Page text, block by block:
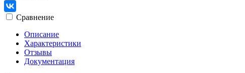
Сравнение
Описание
Характеристики
Отзывы
Документация